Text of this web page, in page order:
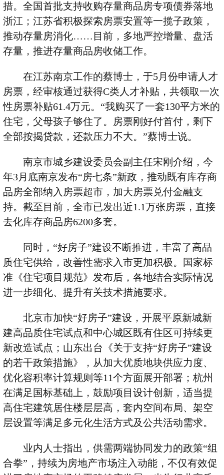
措。全国首批支持收购存量商品房专项债券落地
浙江；江苏省积极探索房票安置等一揽子政策，
推动存量房消化……目前，多地严控增量、盘活
存量，推进存量商品房收储工作。
在江苏南京工作的蔡博士，于5月份申请人才
房票，经审核通过获得C类人才补贴，共领取一次
性房票补贴61.4万元。“我购买了一套130平方米的
住宅，父母孩子够住了。房票刚好付首付，剩下
全部按揭贷款，还款压力不大。”蔡博士说。
南京市城乡建设委员会副主任宋刚介绍，今
年3月底南京发布“房七条”新政，推动既有库存商
品房全部纳入房票超市，加大房票兑付金融支
持。截至目前，全市已发出近1.1万张房票，直接
去化库存商品房6200多套。
同时，“好房子”建设不断推进，丰富了高品
质住宅供给，改善性需求入市更加积极。国家标
准《住宅项目规范》发布后，各地结合实际情况
进一步细化、提升有关技术措施要求。
北京市加快“好房子”建设，开展平原新城新
建高品质住宅试点和中心城区既有住区可持续更
新改造试点；山东出台《关于支持“好房子”建设
的若干政策措施》，从加大优质地块供应力度、
优化容积率计算规则等11个方面展开部署；杭州
在满足国标基础上，鼓励项目设计创新，适当提
高住宅建筑居住楼层层高，套内空间布局、架空
层设置等满足多元化生活方式及公共活动需求。
业内人士指出，供需两端协同发力的政策“组
合拳”，持续为房地产市场注入动能，不仅有效促